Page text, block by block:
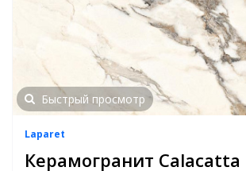
Быстрый просмотр
Laparet
Керамогранит Calacatta